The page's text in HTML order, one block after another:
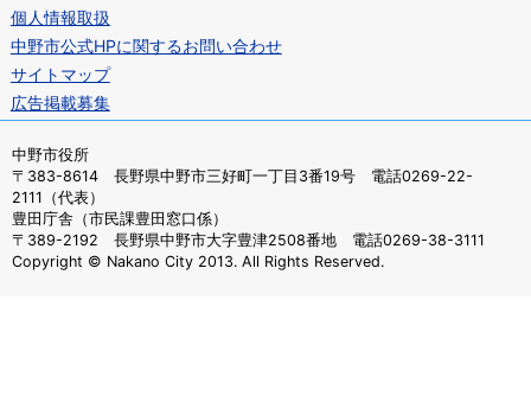
個人情報取扱
中野市公式HPに関するお問い合わせ
サイトマップ
広告掲載募集
中野市役所
〒383-8614 長野県中野市三好町一丁目3番19号 電話0269-22-
2111（代表）
豊田庁舎（市民課豊田窓口係）
〒389-2192 長野県中野市大字豊津2508番地 電話0269-38-3111
Copyright © Nakano City 2013. All Rights Reserved.